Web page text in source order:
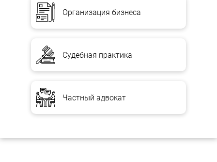
Организация бизнеса
Судебная практика
Частный адвокат